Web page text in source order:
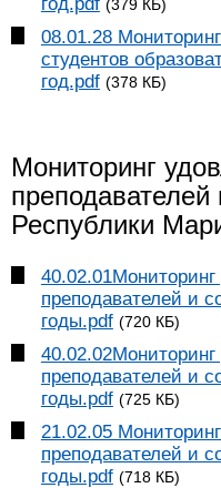
(379 КБ)
08.01.28
студентов
год.pdf (378 КБ)
Мониторинг
Республики
40.02.01Мониторинг
преподавателей и
годы.pdf (720 КБ)
40.02.02Мониторинг
преподавателей и
годы.pdf (725 КБ)
21.02.05
преподавателей и
годы.pdf (718 КБ)